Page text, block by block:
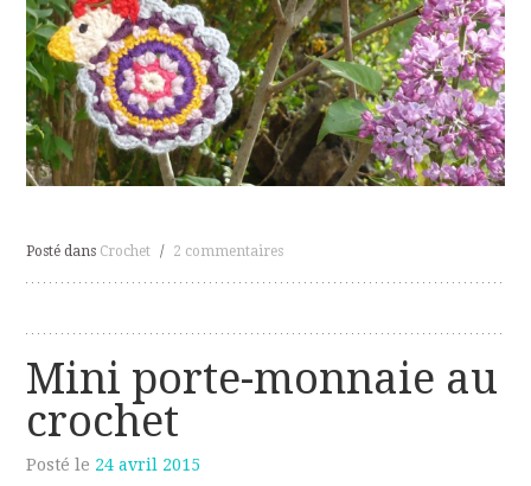
Posté dans Crochet / 2 commentaires
Mini porte-monnaie au
crochet
Posté le 24 avril 2015